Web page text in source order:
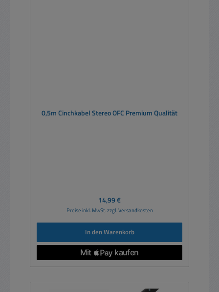
0,5m Cinchkabel Stereo OFC Premium Qualität
Regulärer Preis:
14,99 €
Preise inkl. MwSt. zzgl. Versandkosten
In den Warenkorb